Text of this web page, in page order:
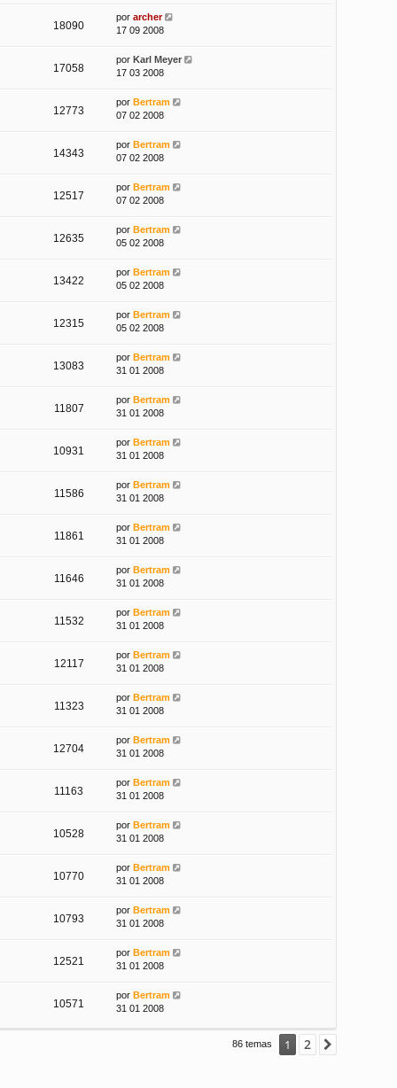
18090
por archer
17 09 2008
17058
por Karl Meyer
17 03 2008
12773
por Bertram
07 02 2008
14343
por Bertram
07 02 2008
12517
por Bertram
07 02 2008
12635
por Bertram
05 02 2008
13422
por Bertram
05 02 2008
12315
por Bertram
05 02 2008
13083
por Bertram
31 01 2008
11807
por Bertram
31 01 2008
10931
por Bertram
31 01 2008
11586
por Bertram
31 01 2008
11861
por Bertram
31 01 2008
11646
por Bertram
31 01 2008
11532
por Bertram
31 01 2008
12117
por Bertram
31 01 2008
11323
por Bertram
31 01 2008
12704
por Bertram
31 01 2008
11163
por Bertram
31 01 2008
10528
por Bertram
31 01 2008
10770
por Bertram
31 01 2008
10793
por Bertram
31 01 2008
12521
por Bertram
31 01 2008
10571
por Bertram
31 01 2008
86 temas 1 2